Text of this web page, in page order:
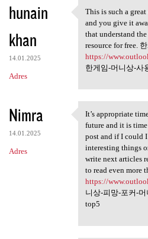
a
r
z
e
hunain
khan
14.01.2025
Adres
This is such a
This is such a
and you give it
that understand
resource for free.
https://
한게임-머니상-사
Nimra
14.01.2025
Adres
It’s
It’s appropriate
future and it is
post and if I could
interesting things
write next articles
to read even more
https://
니상-피망-포커-
top5